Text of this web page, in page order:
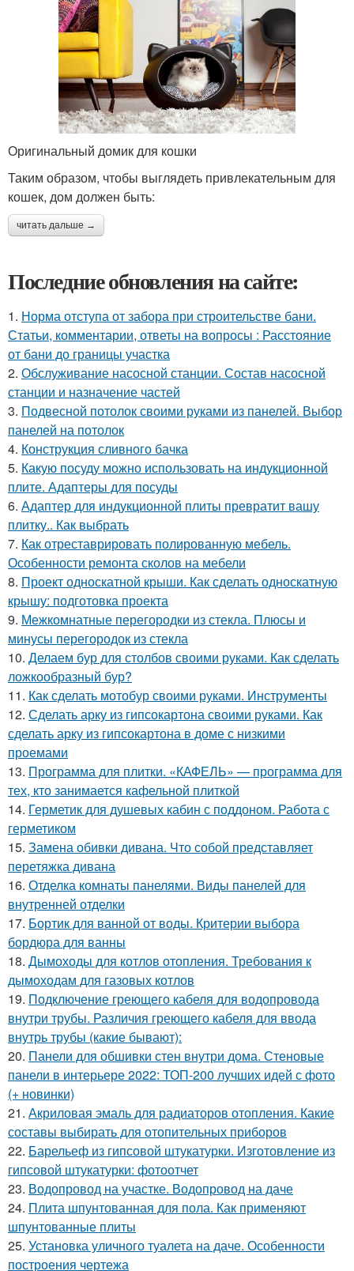
Оригинальный домик для кошки
Таким образом, чтобы выглядеть привлекательным для
кошек, дом должен быть:
читать дальше →
Последние обновления на сайте:
1. Норма отступа от забора при строительстве бани.
Статьи, комментарии, ответы на вопросы : Расстояние
от бани до границы участка
2. Обслуживание насосной станции. Состав насосной
станции и назначение частей
3. Подвесной потолок своими руками из панелей. Выбор
панелей на потолок
4. Конструкция сливного бачка
5. Какую посуду можно использовать на индукционной
плите. Адаптеры для посуды
6. Адаптер для индукционной плиты превратит вашу
плитку.. Как выбрать
7. Как отреставрировать полированную мебель.
Особенности ремонта сколов на мебели
8. Проект односкатной крыши. Как сделать односкатную
крышу: подготовка проекта
9. Межкомнатные перегородки из стекла. Плюсы и
минусы перегородок из стекла
10. Делаем бур для столбов своими руками. Как сделать
ложкообразный бур?
11. Как сделать мотобур своими руками. Инструменты
12. Сделать арку из гипсокартона своими руками. Как
сделать арку из гипсокартона в доме с низкими
проемами
13. Программа для плитки. «КАФЕЛЬ» — программа для
тех, кто занимается кафельной плиткой
14. Герметик для душевых кабин с поддоном. Работа с
герметиком
15. Замена обивки дивана. Что собой представляет
перетяжка дивана
16. Отделка комнаты панелями. Виды панелей для
внутренней отделки
17. Бортик для ванной от воды. Критерии выбора
бордюра для ванны
18. Дымоходы для котлов отопления. Требования к
дымоходам для газовых котлов
19. Подключение греющего кабеля для водопровода
внутри трубы. Различия греющего кабеля для ввода
внутрь трубы (какие бывают):
20. Панели для обшивки стен внутри дома. Стеновые
панели в интерьере 2022: ТОП-200 лучших идей с фото
(+ новинки)
21. Акриловая эмаль для радиаторов отопления. Какие
составы выбирать для отопительных приборов
22. Барельеф из гипсовой штукатурки. Изготовление из
гипсовой штукатурки: фотоотчет
23. Водопровод на участке. Водопровод на даче
24. Плита шпунтованная для пола. Как применяют
шпунтованные плиты
25. Установка уличного туалета на даче. Особенности
построения чертежа